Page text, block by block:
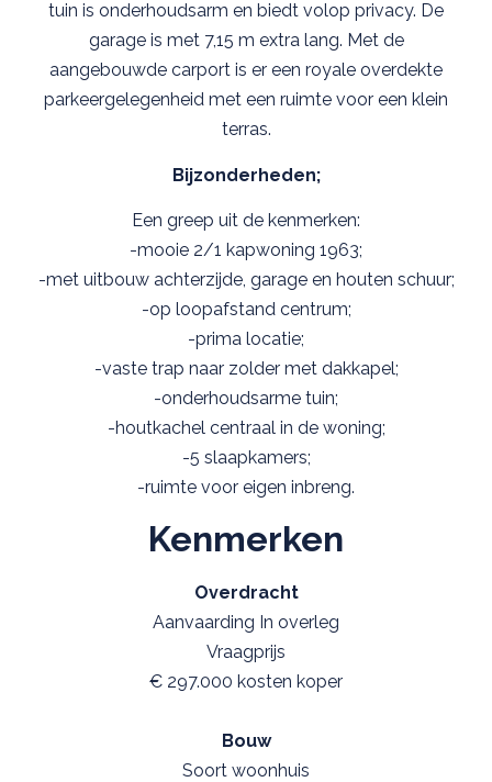
tuin is onderhoudsarm en biedt volop privacy. De
garage is met 7,15 m extra lang. Met de
aangebouwde carport is er een royale overdekte
parkeergelegenheid met een ruimte voor een klein
terras.
Bijzonderheden;
Een greep uit de kenmerken:
-mooie 2/1 kapwoning 1963;
-met uitbouw achterzijde, garage en houten schuur;
-op loopafstand centrum;
-prima locatie;
-vaste trap naar zolder met dakkapel;
-onderhoudsarme tuin;
-houtkachel centraal in de woning;
-5 slaapkamers;
-ruimte voor eigen inbreng.
Kenmerken
Overdracht
Aanvaarding In overleg
Vraagprijs
€ 297.000 kosten koper
Bouw
Soort woonhuis